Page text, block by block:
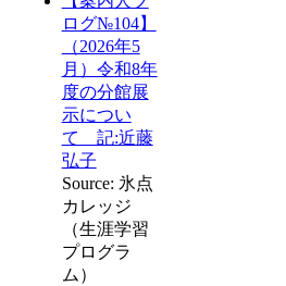
ログ№104】
（2026年5
月）令和8年
度の分館展
示につい
て 記:近藤
弘子
Source: 氷点
カレッジ
（生涯学習
プログラ
ム）